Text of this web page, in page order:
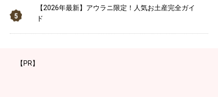
【2026年最新】アウラニ限定！人気お土産完全ガイ
ド
【PR】